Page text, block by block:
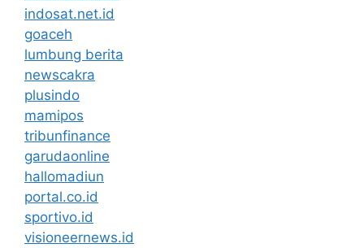
indosat.net.id
goaceh
lumbung berita
newscakra
plusindo
mamipos
tribunfinance
garudaonline
hallomadiun
portal.co.id
sportivo.id
visioneernews.id